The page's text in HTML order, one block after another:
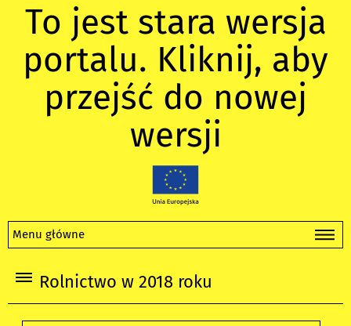
To jest stara wersja
portalu. Kliknij, aby
przejść do nowej
wersji
Menu główne
Rolnictwo w 2018 roku